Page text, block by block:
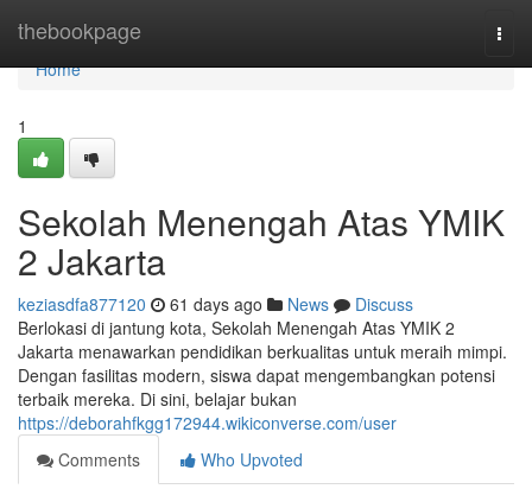
thebookpage
Home
Home
1
Sekolah Menengah Atas YMIK
2 Jakarta
keziasdfa877120 61 days ago News
Discuss
Berlokasi di jantung kota, Sekolah Menengah Atas YMIK 2
Jakarta menawarkan pendidikan berkualitas untuk meraih mimpi.
Dengan fasilitas modern, siswa dapat mengembangkan potensi
terbaik mereka. Di sini, belajar bukan
https://deborahfkgg172944.wikiconverse.com/user
Comments
Who Upvoted